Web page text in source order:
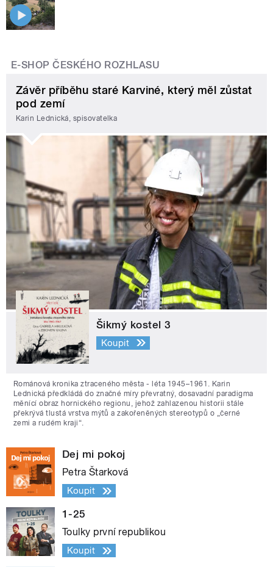
E-SHOP ČESKÉHO ROZHLASU
Závěr příběhu staré Karviné, který měl zůstat
pod zemí
Karin Lednická, spisovatelka
Šikmý kostel 3
Koupit
Románová kronika ztraceného města - léta 1945–1961. Karin
Lednická předkládá do značné míry převratný, dosavadní paradigma
měnící obraz hornického regionu, jehož zahlazenou historii stále
překrývá tlustá vrstva mýtů a zakořeněných stereotypů o „černé
zemi a rudém kraji“.
Dej mi pokoj
Petra Štarková
Koupit
1-25
Toulky první republikou
Koupit